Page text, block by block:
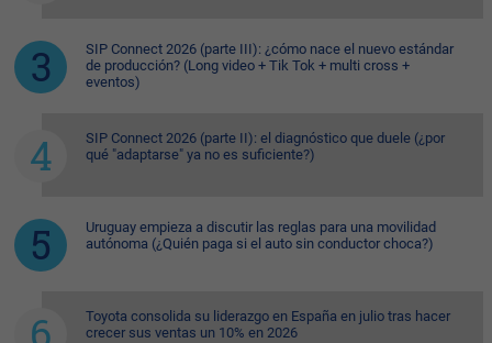
SIP Connect 2026 (parte III): ¿cómo nace el nuevo estándar
de producción? (Long video + Tik Tok + multi cross +
eventos)
SIP Connect 2026 (parte II): el diagnóstico que duele (¿por
qué "adaptarse" ya no es suficiente?)
Uruguay empieza a discutir las reglas para una movilidad
autónoma (¿Quién paga si el auto sin conductor choca?)
Toyota consolida su liderazgo en España en julio tras hacer
crecer sus ventas un 10% en 2026